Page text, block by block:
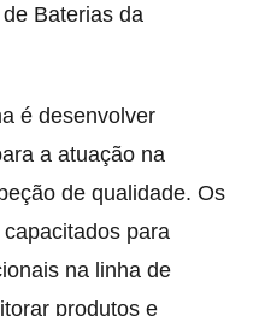
Baterias da
é desenvolver
a atuação na
de qualidade. Os
para
na linha de
produtos e